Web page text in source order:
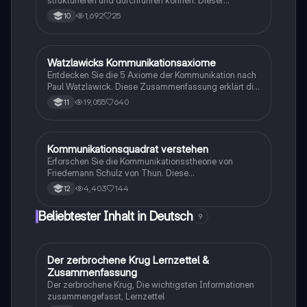
Leitfaden behandelt den Aufbau einer Analyse, die
Anwendung des Kommunikationsquadrats nach
Fähigkeiten in der Kommunikationsanalyse vertiefen
möchten.
10 1,692 25
Deutsch
Watzlawicks Kommunikationsaxiome
Entdecken Sie die 5 Axiome der Kommunikation nach
Paul Watzlawick. Diese Zusammenfassung erklärt die
Axiome, ihre Bedeutung und bietet anschauliche
Beispiele, um Missverständnisse und Konflikte in der
11 19,055 640
Deutsch
Kommunikationsquadrat verstehen
Erforschen Sie die Kommunikationsstheorie von
Friedemann Schulz von Thun. Diese
Zusammenfassung erklärt die vier Seiten einer
Nachricht: Selbstkundgabe, Sachinhalt,
Konzepte anhand eines praktischen Beispiels. Ideal
12 4,403 144
Beliebtester Inhalt in Deutsch 9
Deutsch
Der zerbrochene Krug Lernzettel &
Zusammenfassung
Der zerbrochene Krug, Die wichtigsten Informationen
zusammengefasst, Lernzettel